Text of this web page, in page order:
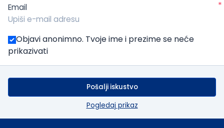
Email *
Objavi anonimno. Tvoje ime i prezime se neće
prikazivati
Pošalji iskustvo
Pogledaj prikaz